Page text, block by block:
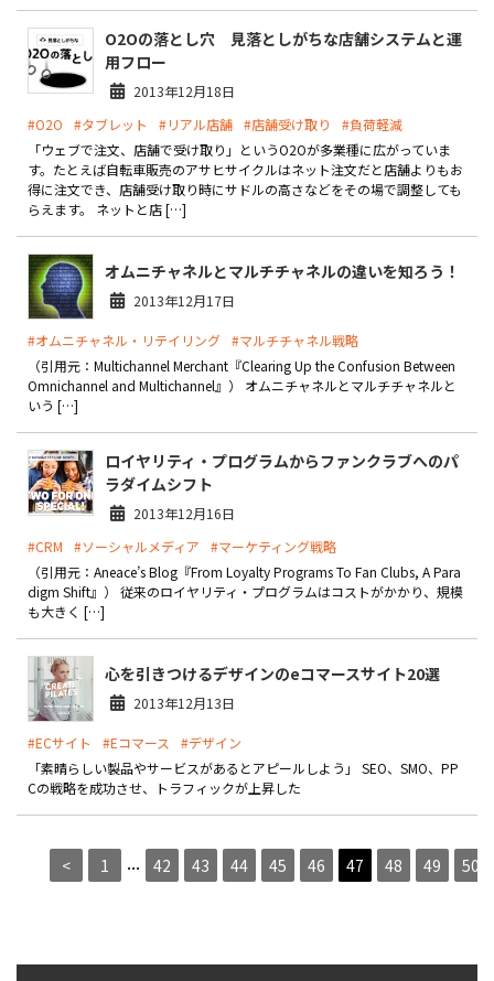
O2Oの落とし穴 見落としがちな店舗システムと運
用フロー
2013年12月18日
#O2O
#タブレット #リアル店舗 #店舗受け取り
#負荷軽減
「ウェブで注文、店舗で受け取り」というO2Oが多業種に広がっていま
す。たとえば自転車販売のアサヒサイクルはネット注文だと店舗よりもお
得に注文でき、店舗受け取り時にサドルの高さなどをその場で調整しても
らえます。 ネットと店 […]
オムニチャネルとマルチチャネルの違いを知ろう！
2013年12月17日
#オムニチャネル・リテイリング #マルチチャネル戦略
（引用元：Multichannel Merchant『Clearing Up the Confusion Between
Omnichannel and Multichannel』） オムニチャネルとマルチチャネルと
いう […]
ロイヤリティ・プログラムからファンクラブへのパ
ラダイムシフト
2013年12月16日
#CRM
#ソーシャルメディア
#マーケティング戦略
（引用元：Aneace’s Blog『From Loyalty Programs To Fan Clubs, A Para
digm Shift』） 従来のロイヤリティ・プログラムはコストがかかり、規模
も大きく […]
心を引きつけるデザインのeコマースサイト20選
2013年12月13日
#ECサイト #Eコマース
#デザイン
「素晴らしい製品やサービスがあるとアピールしよう」 SEO、SMO、PP
Cの戦略を成功させ、トラフィックが上昇した
< 1 ... 42 43 44 45 46 47 48 49 50